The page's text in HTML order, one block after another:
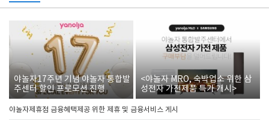
야놀자17주년 기념 야놀자 통합발
주센터 할인 프로모션 진행
<야놀자 MRO, 숙박업소 위한 삼
성전자 가전제품 특가 개시>
야놀자제휴점 금융혜택제공 위한 제휴 및 금융서비스 게시